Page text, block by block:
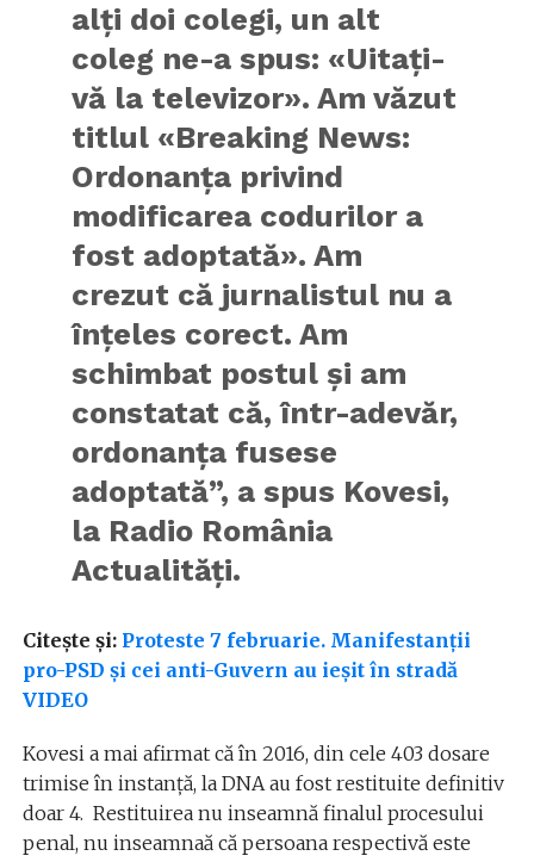
alţi doi colegi, un alt
coleg ne-a spus: «Uitaţi-
vă la televizor». Am văzut
titlul «Breaking News:
Ordonanţa privind
modificarea codurilor a
fost adoptată». Am
crezut că jurnalistul nu a
înţeles corect. Am
schimbat postul şi am
constatat că, într-adevăr,
ordonanţa fusese
adoptată”, a spus Kovesi,
la Radio România
Actualități.
Citește și: Proteste 7 februarie. Manifestanții
pro-PSD și cei anti-Guvern au ieșit în stradă
VIDEO
Kovesi a mai afirmat că în 2016, din cele 403 dosare
trimise în instanță, la DNA au fost restituite definitiv
doar 4. Restituirea nu inseamnă finalul procesului
penal, nu inseamnaă că persoana respectivă este